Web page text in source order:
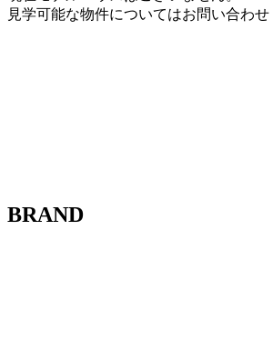
見学可能な物件についてはお問い合わせ
BRAND